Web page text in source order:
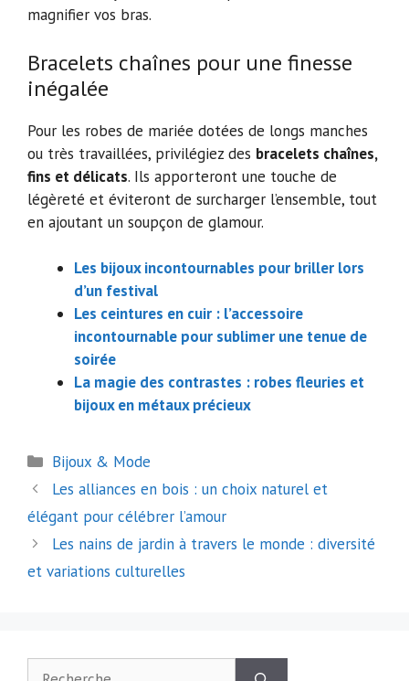
magnifier vos bras.
Bracelets chaînes pour une finesse
inégalée
Pour les robes de mariée dotées de longs manches
ou très travaillées, privilégiez des bracelets chaînes,
fins et délicats. Ils apporteront une touche de
légèreté et éviteront de surcharger l’ensemble, tout
en ajoutant un soupçon de glamour.
Les bijoux incontournables pour briller lors
d’un festival
Les ceintures en cuir : l’accessoire
incontournable pour sublimer une tenue de
soirée
La magie des contrastes : robes fleuries et
bijoux en métaux précieux
Catégories
Bijoux & Mode
Navigation
des
articles
Les alliances en bois : un choix naturel et
élégant pour célébrer l’amour
Les nains de jardin à travers le monde : diversité
et variations culturelles